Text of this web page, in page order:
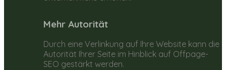
Mehr Autorität
Durch eine Verlinkung auf Ihre Website kann die
Autorität Ihrer Seite im Hinblick auf Offpage-
SEO gestärkt werden.